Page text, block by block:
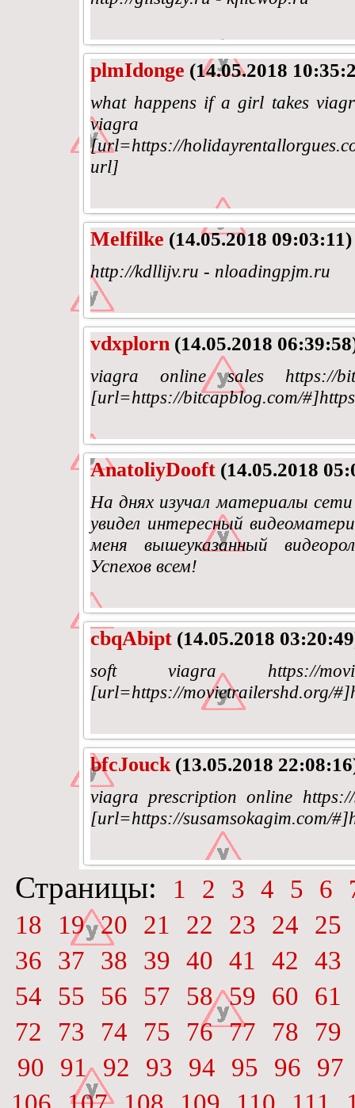
plmIdonge (14.05.2018
what happens if a girl takes
[url=https://
url]
Melfilke (14.05.2018 09:03:11)
http://kdllijv.ru - nloadingpjm.ru
vdxplorn (14.05.2018
viagra online sales https://
[url=https://bitcapblog.com/
AnatoliyDooft (14.05.2018
На днях изучал материалы
увидел интересный
меня вышеуказанный
Успехов всем!
cbqAbipt (14.05.2018
soft viagra https://
[url=https://movietrailershd.org/
bfcJouck (13.05.2018
viagra prescription online
[url=https://susamsokagim.com/
Страницы: 1 2 3 4 5 6
18
19 20 21 22 23 24
25
36
37 38 39 40 41 42
43
54
55 56 57 58 59 60
61
72
73 74 75 76 77 78
79
90
91 92 93 94 95 96
97